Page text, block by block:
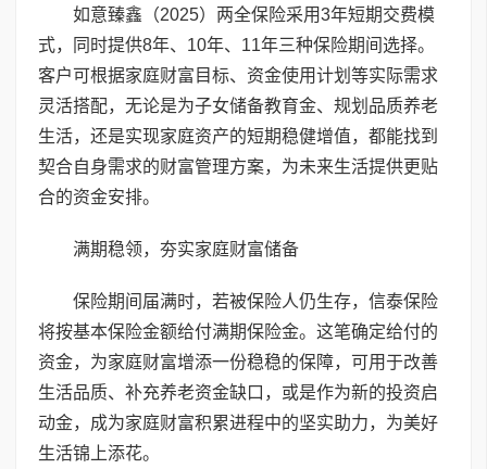
如意臻鑫（2025）两全保险采用3年短期交费模
式，同时提供8年、10年、11年三种保险期间选择。
客户可根据家庭财富目标、资金使用计划等实际需求
灵活搭配，无论是为子女储备教育金、规划品质养老
生活，还是实现家庭资产的短期稳健增值，都能找到
契合自身需求的财富管理方案，为未来生活提供更贴
合的资金安排。
满期稳领，夯实家庭财富储备
保险期间届满时，若被保险人仍生存，信泰保险
将按基本保险金额给付满期保险金。这笔确定给付的
资金，为家庭财富增添一份稳稳的保障，可用于改善
生活品质、补充养老资金缺口，或是作为新的投资启
动金，成为家庭财富积累进程中的坚实助力，为美好
生活锦上添花。